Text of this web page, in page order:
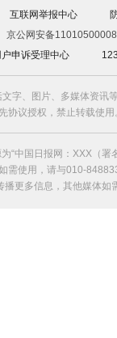
互联网举报中心
京公网安备
申诉受理中心
字、图片、多媒体资
协议授权，禁止转载使
“中国日报网：XXX（
需使用，请与010-
播更多信息，其他媒体